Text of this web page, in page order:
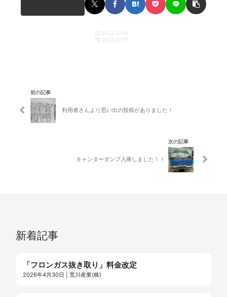
2023.07.14
2023.07.19
前の記事
利用者さんより思い出の投稿がありました！
次の記事
キャンターダンプ入庫しました！！
新着記事
「フロンガス抜き取り」料金改定
2026年4月30日 | 荒川産業(株)